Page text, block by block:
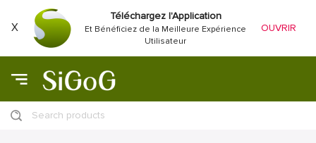
X
Téléchargez l'Application
Et Bénéficiez de la Meilleure Expérience
Utilisateur
OUVRIR
Search products